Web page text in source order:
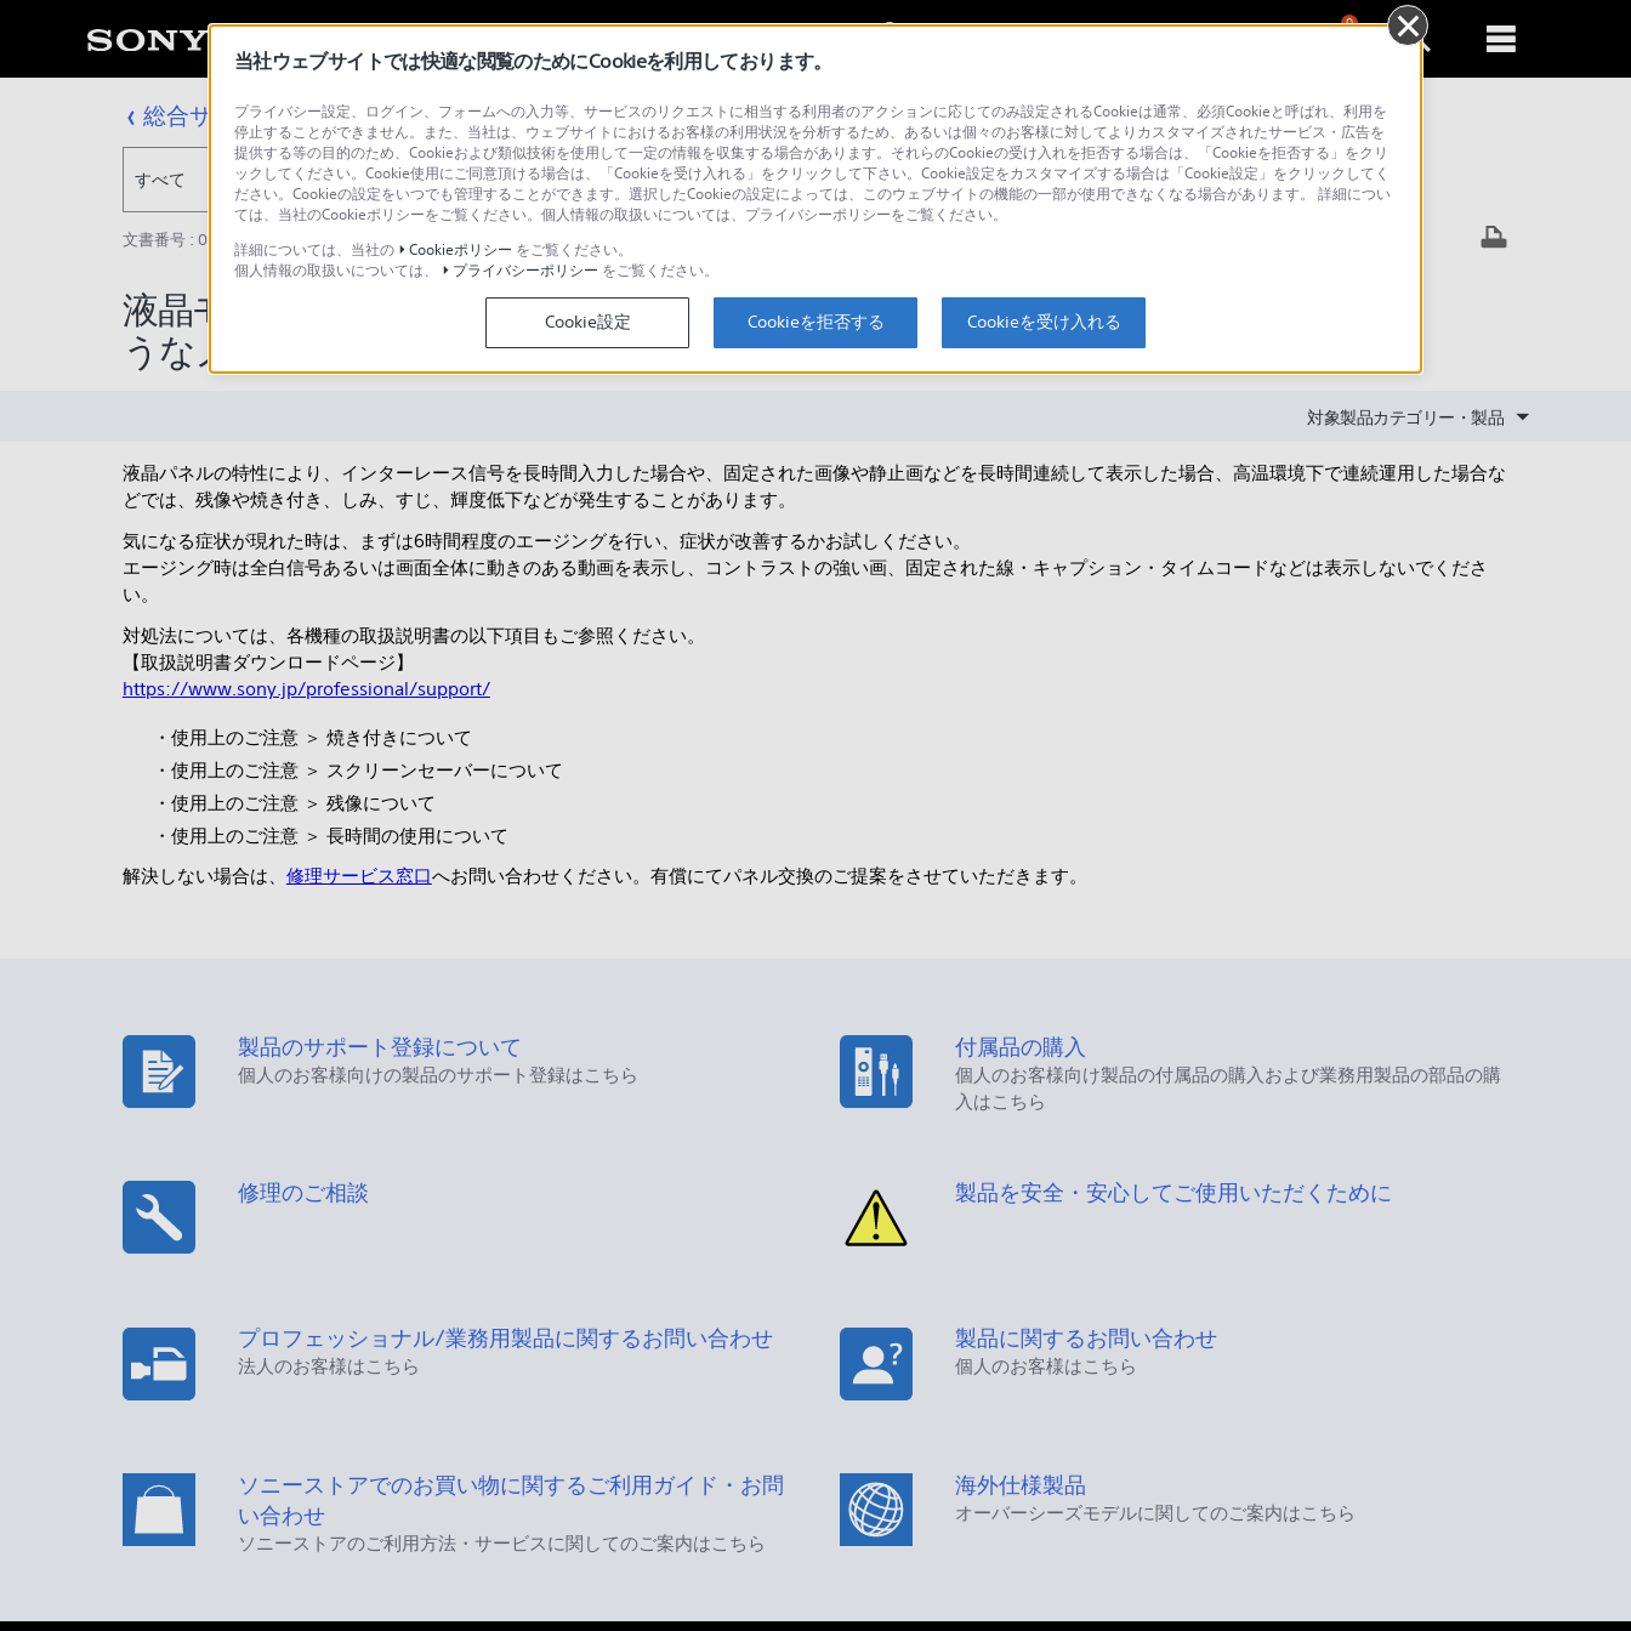
0
総合サポート・お問い合わせ
すべて 検索
文書番号 : 00400220 / 最終更新日 : 2026/06/16
液晶モニターで映像が焼き付いたような表示が残っている。残像のよ
うなノイズが出ている。
対象製品カテゴリー・製品
液晶パネルの特性により、インターレース信号を長時間入力した場合や、固定された画像や静止画などを長時間連続して表示した場合、高温環境下で連続運用した場合な
どでは、残像や焼き付き、しみ、すじ、輝度低下などが発生することがあります。
気になる症状が現れた時は、まずは6時間程度のエージングを行い、症状が改善するかお試しください。
エージング時は全白信号あるいは画面全体に動きのある動画を表示し、コントラストの強い画、固定された線・キャプション・タイムコードなどは表示しないでくださ
い。
対処法については、各機種の取扱説明書の以下項目もご参照ください。
【取扱説明書ダウンロードページ】
https://www.sony.jp/professional/support/
・使用上のご注意 ＞ 焼き付きについて
・使用上のご注意 ＞ スクリーンセーバーについて
・使用上のご注意 ＞ 残像について
・使用上のご注意 ＞ 長時間の使用について
解決しない場合は、 修理サービス窓口へお問い合わせください。有償にてパネル交換のご提案をさせていただきます。
製品のサポート登録について
個人のお客様向けの製品のサポート登録はこちら
付属品の購入
個人のお客様向け製品の付属品の購入および業務用製品の部品の購
入はこちら
修理のご相談 製品を安全・安心してご使用いただくために
プロフェッショナル/業務用製品に関するお問い合わせ
法人のお客様はこちら
製品に関するお問い合わせ
個人のお客様はこちら
ソニーストアでのお買い物に関するご利用ガイド・お問
い合わせ
ソニーストアのご利用方法・サービスに関してのご案内はこちら
海外仕様製品
オーバーシーズモデルに関してのご案内はこちら
当社ウェブサイトでは快適な閲覧のためにCookieを利用しております。
プライバシー設定、ログイン、フォームへの入力等、サービスのリクエストに相当する利用者のアクションに応じてのみ設定されるCookieは通常、必須Cookieと呼ばれ、利用を
停止することができません。また、当社は、ウェブサイトにおけるお客様の利用状況を分析するため、あるいは個々のお客様に対してよりカスタマイズされたサービス・広告を
提供する等の目的のため、Cookieおよび類似技術を使用して一定の情報を収集する場合があります。それらのCookieの受け入れを拒否する場合は、「Cookieを拒否する」をクリ
ックしてください。Cookie使用にご同意頂ける場合は、「Cookieを受け入れる」をクリックして下さい。Cookie設定をカスタマイズする場合は「Cookie設定」をクリックしてく
ださい。Cookieの設定をいつでも管理することができます。選択したCookieの設定によっては、このウェブサイトの機能の一部が使用できなくなる場合があります。 詳細につい
ては、当社のCookieポリシーをご覧ください。個人情報の取扱いについては、プライバシーポリシーをご覧ください。
詳細については、当社の
Cookieポリシー をご覧ください。
個人情報の取扱いについては、
プライバシーポリシー をご覧ください。
Cookie設定 Cookieを拒否する Cookieを受け入れる